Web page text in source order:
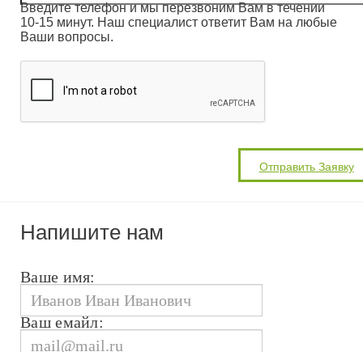
Введите телефон и мы перезвоним Вам в течении
10-15 минут. Наш специалист ответит Вам на любые
Ваши вопросы.
Напишите нам
Ваше имя:
Ваш емайл: